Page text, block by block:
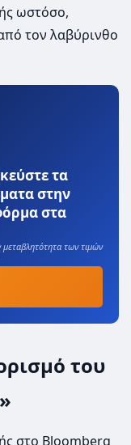
ωστόσο,
τον λαβύρινθο
τα
στην
στα
μεταβλητότητα των τιμών
του
στο Bloomberg